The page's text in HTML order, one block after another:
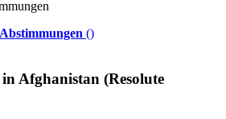
()
Afghanistan (Resolute